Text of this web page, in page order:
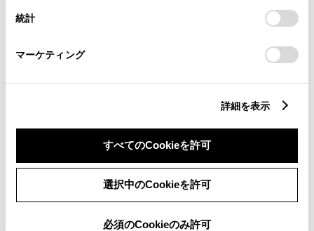
設定の変更、同意を撤回したりするにあたっては、当社の
「Cookie（クッキー）情報の取り扱いについて
」をご覧くだ
統計
マーケティング
詳細を表示
すべてのCookieを許可
選択中のCookieを許可
必須のCookieのみ許可